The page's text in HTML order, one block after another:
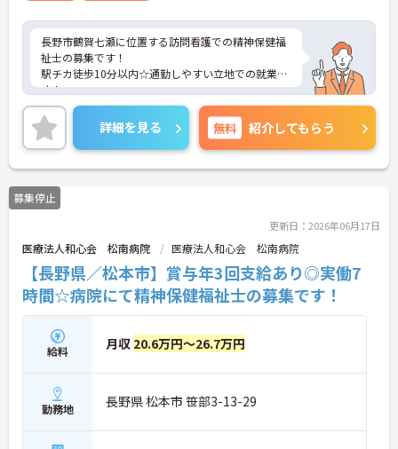
長野市鶴賀七瀬に位置する訪問看護での精神保健福
祉士の募集です！
駅チカ徒歩10分以内☆通勤しやすい立地での就業で
す！
ご興味ある方には、面接対策ポイントなど、さらに
詳細をお話しいたしますのでお気軽にご相談くださ
い。
詳細を見る 無料 紹介してもらう
募集停止
更新日：2026年06月17日
医療法人和心会 松南病院 医療法人和心会 松南病院
【長野県／松本市】賞与年3回支給あり◎実働7
時間☆病院にて精神保健福祉士の募集です！
給料 月収 20.6万円～26.7万円
勤務地 長野県 松本市 笹部3-13-29